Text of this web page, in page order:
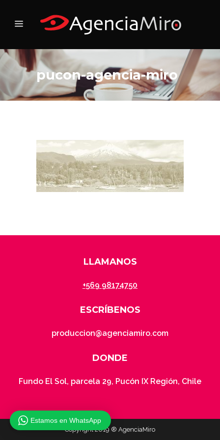
pucon-agencia-miro
LLAMANOS
+569 98174750
ESCRÍBENOS
produccion@agenciamiro.com
DONDE
Fundo El Sol, parcela 29, Pucón IX Región, Chile
Copyright 2019 ® AgenciaMiro
Estamos en WhatsApp